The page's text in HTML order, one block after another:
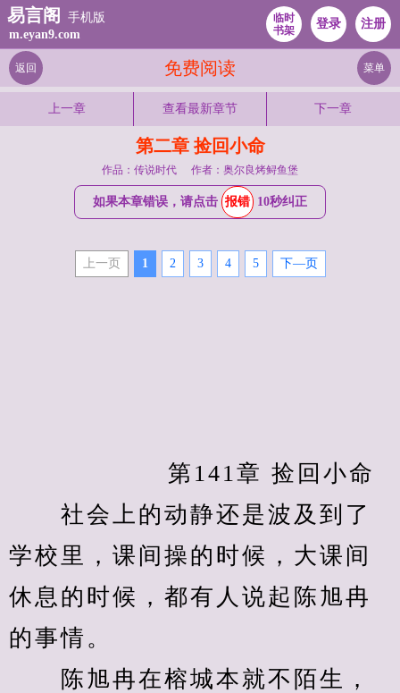
易言阁
手机版
m.eyan9.com
临时
书架
登录 注册
免费阅读
返回 菜单
上一章 查看最新章节 下一章
第二章 捡回小命
作品：传说时代 作者：奥尔良烤鲟鱼堡
如果本章错误，请点击 报错 10秒纠正
上一页 1 2 3 4 5 下—页
第141章 捡回小命
社会上的动静还是波及到了
学校里，课间操的时候，大课间
休息的时候，都有人说起陈旭冉
的事情。
陈旭冉在榕城本就不陌生，